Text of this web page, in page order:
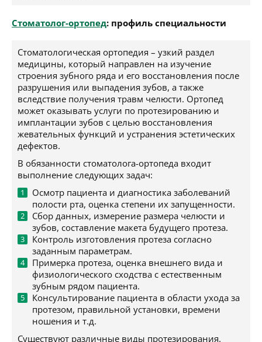
Стоматолог-ортопед: профиль специальности
Стоматологическая ортопедия – узкий раздел
медицины, который направлен на изучение
строения зубного ряда и его восстановления после
разрушения или выпадения зубов, а также
вследствие получения травм челюсти. Ортопед
может оказывать услуги по протезированию и
имплантации зубов с целью восстановления
жевательных функций и устранения эстетических
дефектов.
В обязанности стоматолога-ортопеда входит
выполнение следующих задач:
Осмотр пациента и диагностика заболеваний
полости рта, оценка степени их запущенности.
Сбор данных, измерение размера челюсти и
зубов, составление макета будущего протеза.
Контроль изготовления протеза согласно
заданным параметрам.
Примерка протеза, оценка внешнего вида и
физиологического сходства с естественным
зубным рядом пациента.
Консультирование пациента в области ухода за
протезом, правильной установки, времени
ношения и т.д.
Существуют различные виды протезирования.